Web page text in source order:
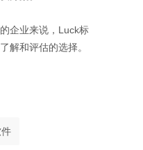
企业来说，Luck标
解和评估的选择。